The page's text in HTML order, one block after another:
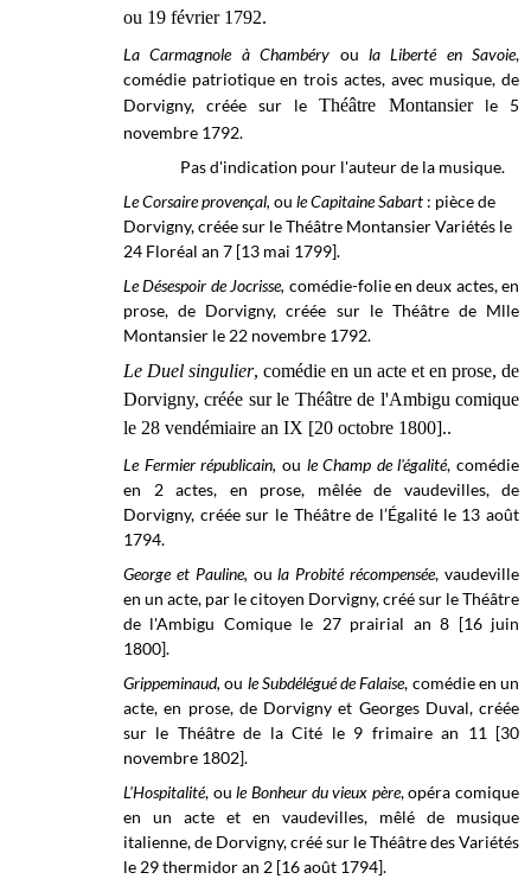
ou 19 février 1792.
La Carmagnole à Chambéry ou la Liberté en Savoie,
comédie patriotique en trois actes, avec musique, de
Dorvigny, créée sur le Théâtre Montansierle 5
novembre 1792.
Pas d'indication pour l'auteur de la musique.
Le Corsaire provençal, ou le Capitaine Sabart : pièce de
Dorvigny, créée sur leThéâtre Montansier Variétés le
24 Floréal an 7 [13 mai 1799].
Le Désespoir de Jocrisse, comédie-folie en deux actes, en
prose, de Dorvigny, créée sur le Théâtre de Mlle
Montansier le 22 novembre 1792.
Le Duel singulier, comédie en un acte et en prose, de
Dorvigny, créée sur le Théâtre de l'Ambigu comique
le 28 vendémiaire an IX [20 octobre 1800]..
Le Fermier républicain, ou le Champ de l'égalité, comédie
en 2 actes, en prose, mêlée de vaudevilles, de
Dorvigny, créée sur le Théâtre de l’Égalité le 13 août
1794.
George et Pauline, ou la Probité récompensée, vaudeville
en un acte, par le citoyen Dorvigny, créé sur le Théâtre
de l'Ambigu Comique le 27 prairial an 8 [16 juin
1800].
Grippeminaud,ou le Subdélégué de Falaise, comédie en un
acte, en prose, de Dorvigny et Georges Duval, créée
sur le Théâtre de la Cité le 9 frimaire an 11 [30
novembre 1802].
L'Hospitalité, oule Bonheur du vieux père, opéra comique
en un acte et en vaudevilles, mêlé de musique
italienne, de Dorvigny, créé sur le Théâtre des Variétés
le 29 thermidor an 2 [16 août 1794].